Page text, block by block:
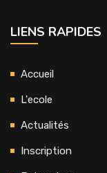
LIENS RAPIDES
Accueil
L'ecole
Actualités
Inscription